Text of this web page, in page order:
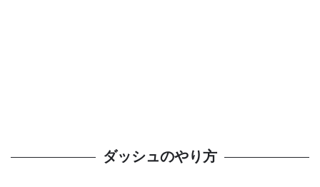
ダッシュのやり方